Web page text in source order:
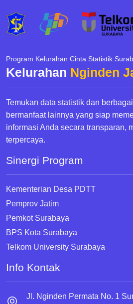
Program Kelurahan Cinta Statistik
Kelurahan Nginden
Temukan data statistik dan
bermanfaat lainnya yang siap
informasi Anda secara transparan,
terpercaya.
Sinergi Program
Kementerian Desa PDTT
Pemprov Jatim
Pemkot Surabaya
BPS Kota Surabaya
Telkom University Surabaya
Info Kontak
Jl. Nginden Permata No. 1